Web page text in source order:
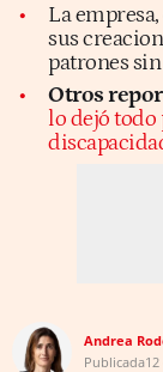
La
sus
patrones
Otros
lo dejó todo
Andrea
Publicada